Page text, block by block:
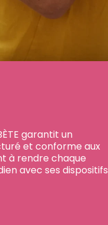
garantit un
et conforme aux
à rendre chaque
avec ses dispositifs